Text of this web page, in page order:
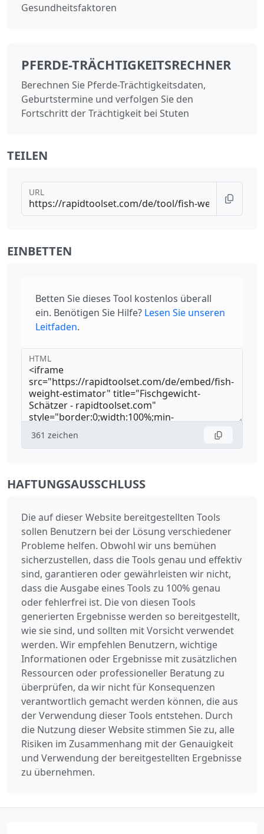
Gesundheitsfaktoren
PFERDE-TRÄCHTIGKEITSRECHNER
Berechnen Sie Pferde-Trächtigkeitsdaten,
Geburtstermine und verfolgen Sie den
Fortschritt der Trächtigkeit bei Stuten
TEILEN
URL
EINBETTEN
Betten Sie dieses Tool kostenlos überall
ein. Benötigen Sie Hilfe? Lesen Sie unseren
Leitfaden.
HTML
361 zeichen
HAFTUNGSAUSSCHLUSS
Die auf dieser Website bereitgestellten Tools
sollen Benutzern bei der Lösung verschiedener
Probleme helfen. Obwohl wir uns bemühen
sicherzustellen, dass die Tools genau und effektiv
sind, garantieren oder gewährleisten wir nicht,
dass die Ausgabe eines Tools zu 100% genau
oder fehlerfrei ist. Die von diesen Tools
generierten Ergebnisse werden so bereitgestellt,
wie sie sind, und sollten mit Vorsicht verwendet
werden. Wir empfehlen Benutzern, wichtige
Informationen oder Ergebnisse mit zusätzlichen
Ressourcen oder professioneller Beratung zu
überprüfen, da wir nicht für Konsequenzen
verantwortlich gemacht werden können, die aus
der Verwendung dieser Tools entstehen. Durch
die Nutzung dieser Website stimmen Sie zu, alle
Risiken im Zusammenhang mit der Genauigkeit
und Verwendung der bereitgestellten Ergebnisse
zu übernehmen.